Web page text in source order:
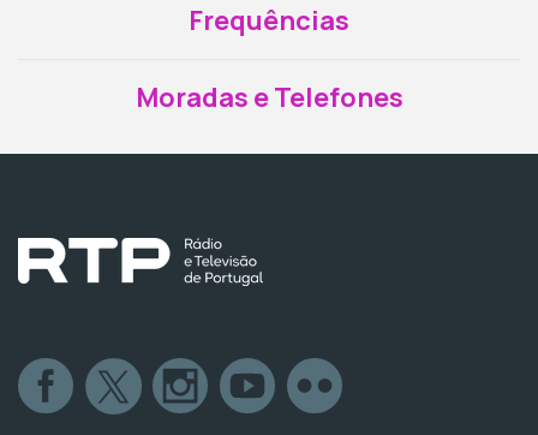
Frequências
Moradas e Telefones